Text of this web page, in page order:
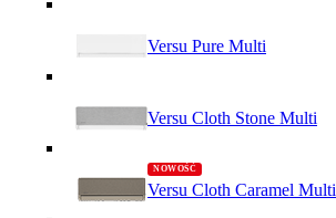
Versu Pure Multi
Versu Cloth Stone Multi
Versu Cloth Caramel Multi